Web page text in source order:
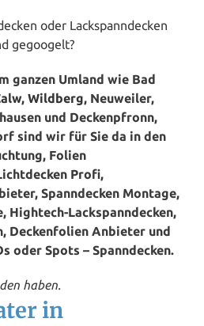
oder Lackspanndecken
gegoogelt?
ganzen Umland wie Bad
, Wildberg, Neuweiler,
und Deckenpfronn,
sind wir für Sie da in den
Folien
Profi,
Spanndecken Montage,
Hightech-Lackspanndecken,
Deckenfolien Anbieter und
oder Spots – Spanndecken.
haben.
in